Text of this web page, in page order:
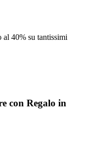
40% su tantissimi
con Regalo in